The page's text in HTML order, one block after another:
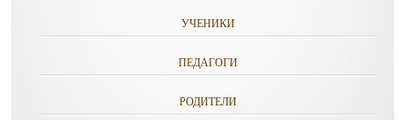
УЧЕНИКИ
ПЕДАГОГИ
РОДИТЕЛИ